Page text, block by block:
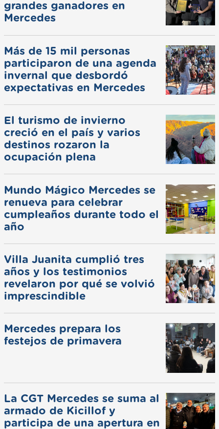
grandes ganadores en
Mercedes
Más de 15 mil personas
participaron de una agenda
invernal que desbordó
expectativas en Mercedes
El turismo de invierno
creció en el país y varios
destinos rozaron la
ocupación plena
Mundo Mágico Mercedes se
renueva para celebrar
cumpleaños durante todo el
año
Villa Juanita cumplió tres
años y los testimonios
revelaron por qué se volvió
imprescindible
Mercedes prepara los
festejos de primavera
La CGT Mercedes se suma al
armado de Kicillof y
participa de una apertura en